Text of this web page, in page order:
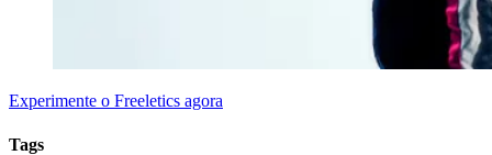
Experimente o Freeletics agora
Tags